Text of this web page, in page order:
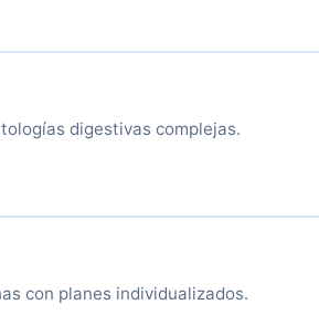
digestivas complejas.
con planes individualizados.